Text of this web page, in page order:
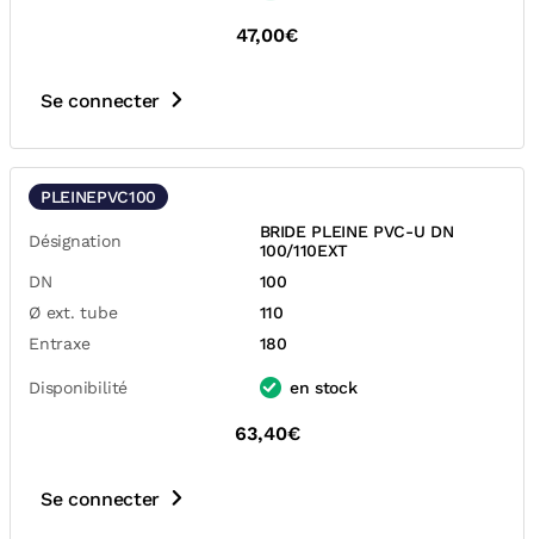
47,00€
Se connecter
PLEINEPVC100
Désignation
BRIDE PLEINE PVC-U DN
100/110EXT
DN
100
Ø ext. tube
110
Entraxe
180
Disponibilité en stock
63,40€
Se connecter